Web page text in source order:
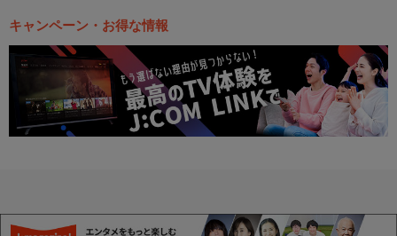
キャンペーン・お得な情報